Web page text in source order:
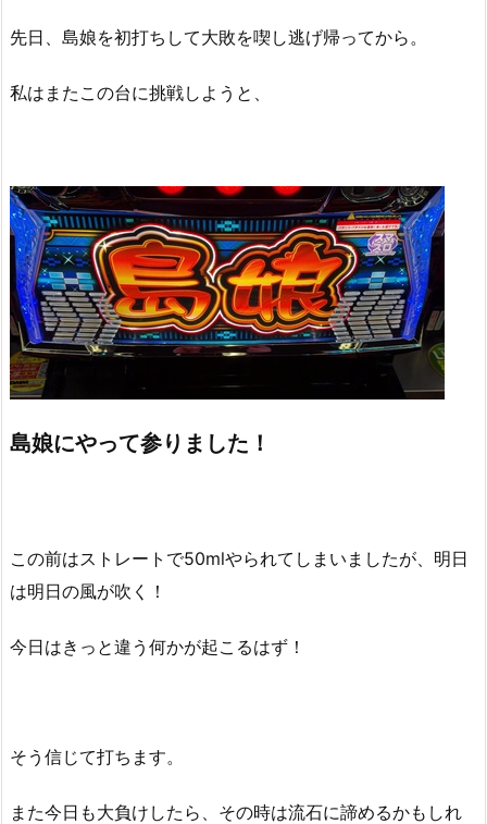
先日、島娘を初打ちして大敗を喫し逃げ帰ってから。
私はまたこの台に挑戦しようと、
島娘にやって参りました！
この前はストレートで50mlやられてしまいましたが、明日
は明日の風が吹く！
今日はきっと違う何かが起こるはず！
そう信じて打ちます。
また今日も大負けしたら、その時は流石に諦めるかもしれ